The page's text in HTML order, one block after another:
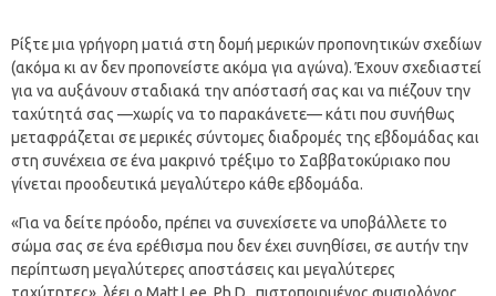
Ρίξτε μια γρήγορη ματιά στη δομή μερικών προπονητικών σχεδίων
(ακόμα κι αν δεν προπονείστε ακόμα για αγώνα). Έχουν σχεδιαστεί
για να αυξάνουν σταδιακά την απόστασή σας και να πιέζουν την
ταχύτητά σας —χωρίς να το παρακάνετε— κάτι που συνήθως
μεταφράζεται σε μερικές σύντομες διαδρομές της εβδομάδας και
στη συνέχεια σε ένα μακρινό τρέξιμο το Σαββατοκύριακο που
γίνεται προοδευτικά μεγαλύτερο κάθε εβδομάδα.
«Για να δείτε πρόοδο, πρέπει να συνεχίσετε να υποβάλλετε το
σώμα σας σε ένα ερέθισμα που δεν έχει συνηθίσει, σε αυτήν την
περίπτωση μεγαλύτερες αποστάσεις και μεγαλύτερες